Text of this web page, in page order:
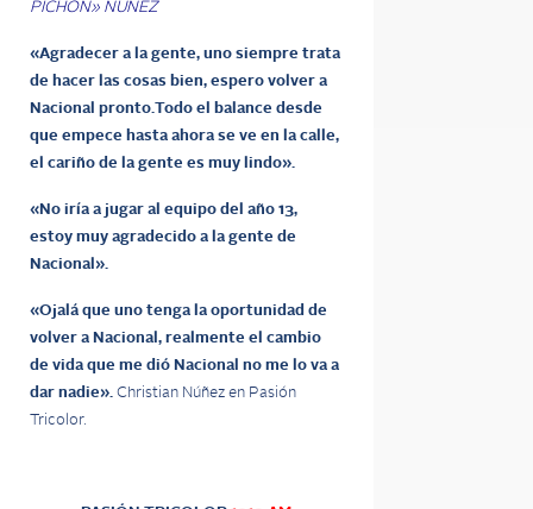
PICHÓN» NÚÑEZ
«Agradecer a la gente, uno siempre trata
de hacer las cosas bien, espero volver a
Nacional pronto. Todo el balance desde
que empece hasta ahora se ve en la calle,
el cariño de la gente es muy lindo».
«No iría a jugar al equipo del año 13,
estoy muy agradecido a la gente de
Nacional».
«Ojalá que uno tenga la oportunidad de
volver a Nacional, realmente el cambio
de vida que me dió Nacional no me lo va a
dar nadie». Christian Núñez en Pasión
Tricolor.